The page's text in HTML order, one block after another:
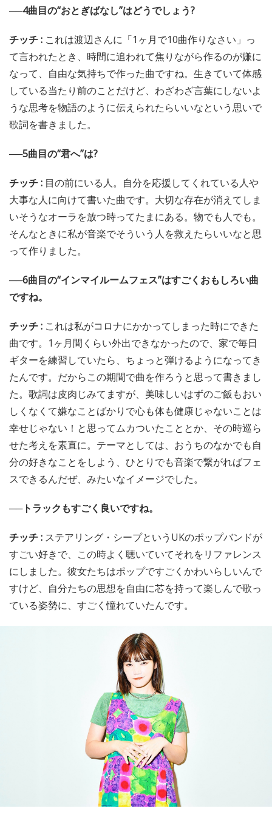
──4曲目の“おとぎばなし”はどうでしょう?
チッチ : これは渡辺さんに「1ヶ月で10曲作りなさい」っ
て言われたとき、時間に追われて焦りながら作るのが嫌に
なって、自由な気持ちで作った曲ですね。生きていて体感
している当たり前のことだけど、わざわざ言葉にしないよ
うな思考を物語のように伝えられたらいいなという思いで
歌詞を書きました。
──5曲目の“君へ”は?
チッチ : 目の前にいる人。自分を応援してくれている人や
大事な人に向けて書いた曲です。大切な存在が消えてしま
いそうなオーラを放つ時ってたまにある。物でも人でも。
そんなときに私が音楽でそういう人を救えたらいいなと思
って作りました。
──6曲目の“インマイルームフェス”はすごくおもしろい曲
ですね。
チッチ : これは私がコロナにかかってしまった時にできた
曲です。1ヶ月間くらい外出できなかったので、家で毎日
ギターを練習していたら、ちょっと弾けるようになってき
たんです。だからこの期間で曲を作ろうと思って書きまし
た。歌詞は皮肉じみてますが、美味しいはずのご飯もおい
しくなくて嫌なことばかりで心も体も健康じゃないことは
幸せじゃない！と思ってムカついたこととか、その時巡ら
せた考えを素直に。テーマとしては、おうちのなかでも自
分の好きなことをしよう、ひとりでも音楽で繋がればフェ
スできるんだぜ、みたいなイメージでした。
──トラックもすごく良いですね。
チッチ : ステアリング・シープというUKのポップバンドが
すごい好きで、この時よく聴いていてそれをリファレンス
にしました。彼女たちはポップですごくかわいらしいんで
すけど、自分たちの思想を自由に芯を持って楽しんで歌っ
ている姿勢に、すごく憧れていたんです。